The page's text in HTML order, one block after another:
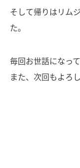
そして帰りはリム
た。
毎回お世話になって
また、次回もよろ